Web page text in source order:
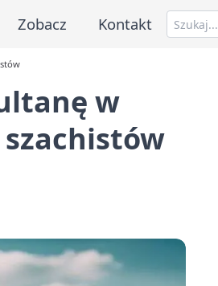
Zobacz Kontakt
w